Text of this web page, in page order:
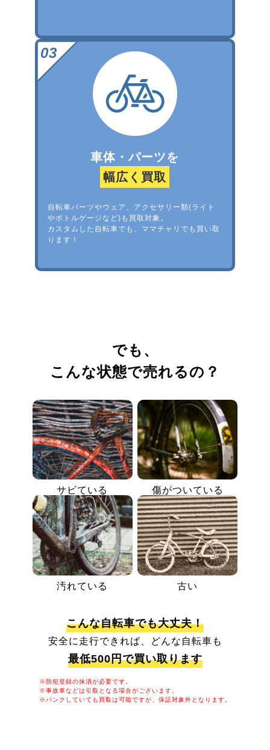
車体・パーツを
幅広く買取
自転車パーツやウェア、アクセサリー類(ライト
やボトルゲージなど)も買取対象。
カスタムした自転車でも、ママチャリでも買い取
ります！
でも、
こんな状態で売れるの？
サビている 傷がついている
汚れている 古い
こんな自転車でも大丈夫！
安全に走行できれば、どんな自転車も
最低500円で買い取ります
※防犯登録の抹消が必要です。
※事故車などは引取となる場合がございます。
※パンクしていても買取は可能ですが、保証対象外となります。